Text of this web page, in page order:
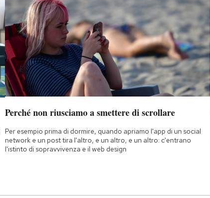
Perché non riusciamo a smettere di scrollare
Per esempio prima di dormire, quando apriamo l'app di un social
network e un post tira l'altro, e un altro, e un altro: c'entrano
l'istinto di sopravvivenza e il web design